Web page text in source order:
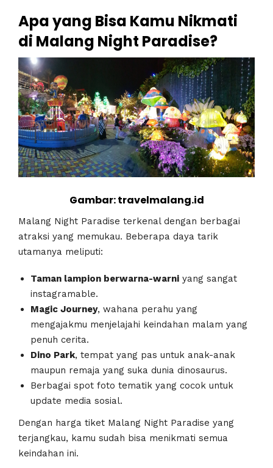
Apa yang Bisa Kamu Nikmati
di Malang Night Paradise?
Gambar: travelmalang.id
Malang Night Paradise terkenal dengan berbagai
atraksi yang memukau. Beberapa daya tarik
utamanya meliputi:
Taman lampion berwarna-warni yang sangat
instagramable.
Magic Journey, wahana perahu yang
mengajakmu menjelajahi keindahan malam yang
penuh cerita.
Dino Park, tempat yang pas untuk anak-anak
maupun remaja yang suka dunia dinosaurus.
Berbagai spot foto tematik yang cocok untuk
update media sosial.
Dengan harga tiket Malang Night Paradise yang
terjangkau, kamu sudah bisa menikmati semua
keindahan ini.